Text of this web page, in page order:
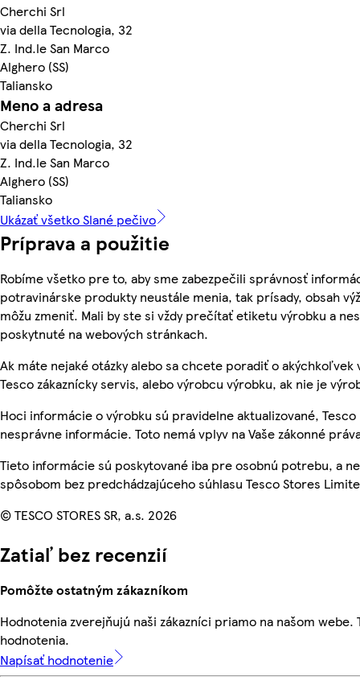
Cherchi Srl
via della Tecnologia, 32
Z. Ind.le San Marco
Alghero (SS)
Taliansko
Meno a adresa
Cherchi Srl
via della Tecnologia, 32
Z. Ind.le San Marco
Alghero (SS)
Taliansko
Ukázať všetko Slané pečivo
Príprava a použitie
Robíme všetko pre to, aby sme zabezpečili správnosť
potravinárske produkty neustále menia, tak prísady, obsah
môžu zmeniť. Mali by ste si vždy prečítať etiketu výrobku a
poskytnuté na webových stránkach.
Ak máte nejaké otázky alebo sa chcete poradiť o akýchkoľvek
Tesco zákaznícky servis, alebo výrobcu výrobku, ak nie je
Hoci informácie o výrobku sú pravidelne aktualizované,
nesprávne informácie. Toto nemá vplyv na Vaše zákonné
Tieto informácie sú poskytované iba pre osobnú potrebu, a
spôsobom bez predchádzajúceho súhlasu Tesco Stores
© TESCO STORES SR, a.s. 2026
Zatiaľ bez recenzií
Pomôžte ostatným zákazníkom
Hodnotenia zverejňujú naši zákazníci priamo na našom
hodnotenia.
Napísať hodnotenie